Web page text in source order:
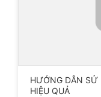
HƯỚNG DẪN SỬ
HIỆU QUẢ